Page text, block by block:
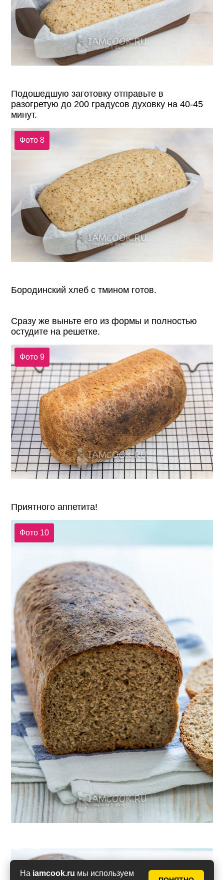
На iamcook.ru мы используем
Подошедшую заготовку отправьте в
разогретую до 200 градусов духовку на 40-45
минут.
Фото 8
Бородинский хлеб с тмином готов.
Сразу же выньте его из формы и полностью
остудите на решетке.
Фото 9
Приятного аппетита!
Фото 10